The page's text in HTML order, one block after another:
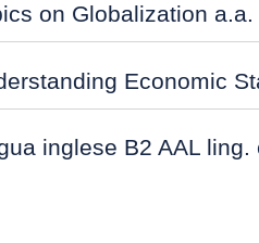
on Globalization
Economic
inglese B2 AAL